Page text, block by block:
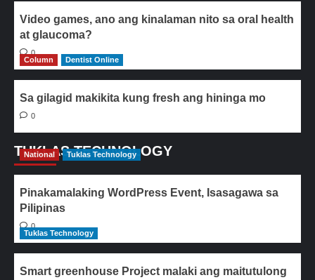
Video games, ano ang kinalaman nito sa oral health
at glaucoma?
0
Column
Dentist Online
Sa gilagid makikita kung fresh ang hininga mo
0
TUKLAS TECHNOLOGY
National Tuklas Technology
Pinakamalaking WordPress Event, Isasagawa sa
Pilipinas
0
Tuklas Technology
Smart greenhouse Project malaki ang maitutulong